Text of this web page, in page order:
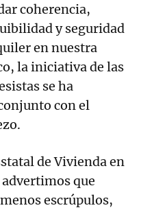
coherencia,
y seguridad
en nuestra
la iniciativa de las
se ha
con el
de Vivienda en
que
escrúpulos,